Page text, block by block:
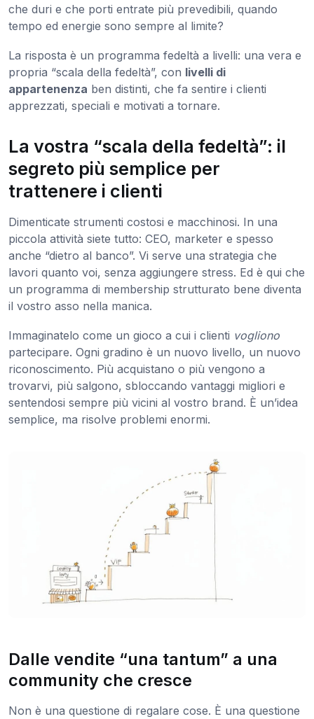
che duri e che porti entrate più prevedibili, quando
tempo ed energie sono sempre al limite?
La risposta è un programma fedeltà a livelli: una vera e
propria “scala della fedeltà”, con livelli di
appartenenza ben distinti, che fa sentire i clienti
apprezzati, speciali e motivati a tornare.
La vostra “scala della fedeltà”: il
segreto più semplice per
trattenere i clienti
Dimenticate strumenti costosi e macchinosi. In una
piccola attività siete tutto: CEO, marketer e spesso
anche “dietro al banco”. Vi serve una strategia che
lavori quanto voi, senza aggiungere stress. Ed è qui che
un programma di membership strutturato bene diventa
il vostro asso nella manica.
Immaginatelo come un gioco a cui i clienti vogliono
partecipare. Ogni gradino è un nuovo livello, un nuovo
riconoscimento. Più acquistano o più vengono a
trovarvi, più salgono, sbloccando vantaggi migliori e
sentendosi sempre più vicini al vostro brand. È un’idea
semplice, ma risolve problemi enormi.
Dalle vendite “una tantum” a una
community che cresce
Non è una questione di regalare cose. È una questione